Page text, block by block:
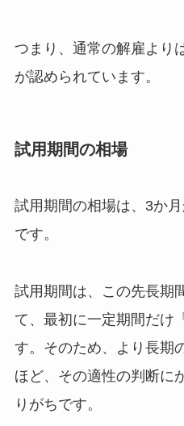
つまり、通常の解雇より
が認められています。
試用期間の相場
試用期間の相場は、3か
です。
試用期間は、この先長期
て、最初に一定期間だけ
す。そのため、より長期
ほど、その適性の判断に
りがちです。